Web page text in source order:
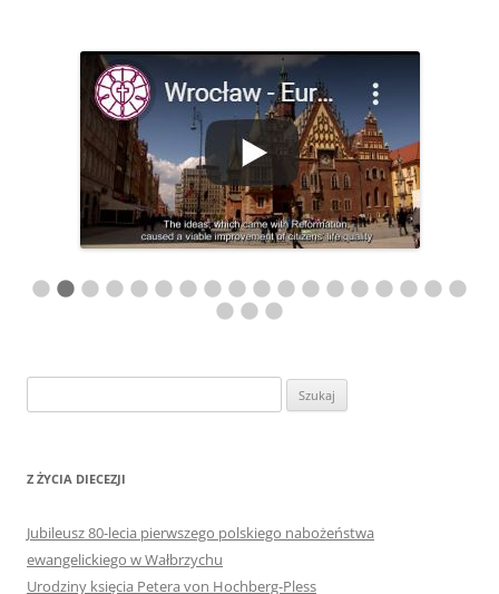
ewangelickiego w Wałbrzychu
XXXIII Tydzień Ewangelizacyjny dla Rodzin w Karpaczu
Nowe polsko-szwedzkie partnerstwo parafii ewangelickich
5 Międzynarodowa Konferencja Naukowa EuCuComm 2026